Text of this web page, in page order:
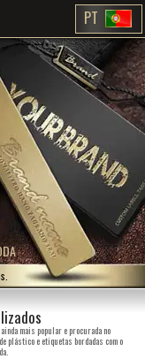
PT
mais popular e procurada no
plástico e etiquetas bordadas com o